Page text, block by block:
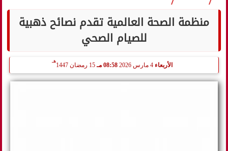
منظمة الصحة العالمية تقدم نصائح ذهبية
للصيام الصحي
الأربعاء 4 مارس 2026 08:58 مـ 15 رمضان 1447
هـ